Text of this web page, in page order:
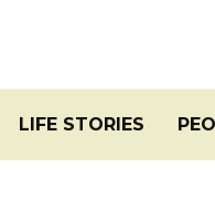
LIFE STORIES